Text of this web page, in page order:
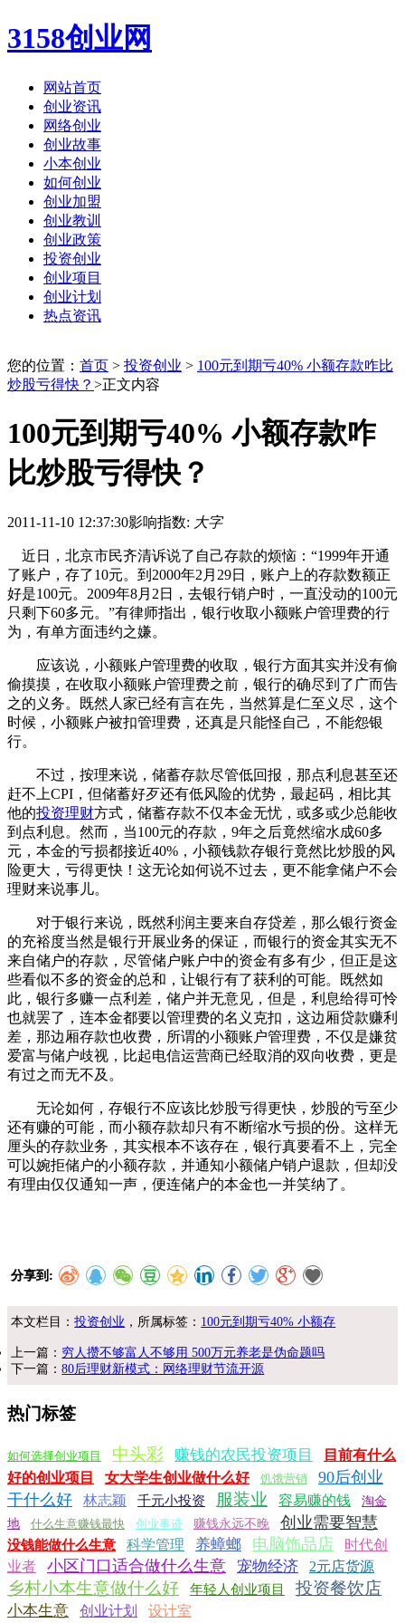
3158创业网
网站首页
创业资讯
网络创业
创业故事
小本创业
如何创业
创业加盟
创业教训
创业政策
投资创业
创业项目
创业计划
热点资讯
您的位置： 首页 > 投资创业 > 100元到期亏40% 小额存款咋比
炒股亏得快？ >正文内容
100元到期亏40% 小额存款咋
比炒股亏得快？
2011-11-10 12:37:30影响指数: 大字
近日，北京市民齐清诉说了自己存款的烦恼：“1999年开通
了账户，存了10元。到2000年2月29日，账户上的存款数额正
好是100元。2009年8月2日，去银行销户时，一直没动的100元
只剩下60多元。”有律师指出，银行收取小额账户管理费的行
为，有单方面违约之嫌。
应该说，小额账户管理费的收取，银行方面其实并没有偷
偷摸摸，在收取小额账户管理费之前，银行的确尽到了广而告
之的义务。既然人家已经有言在先，当然算是仁至义尽，这个
时候，小额账户被扣管理费，还真是只能怪自己，不能怨银
行。
不过，按理来说，储蓄存款尽管低回报，那点利息甚至还
赶不上CPI，但储蓄好歹还有低风险的优势，最起码，相比其
他的投资理财方式，储蓄存款不仅本金无忧，或多或少总能收
到点利息。然而，当100元的存款，9年之后竟然缩水成60多
元，本金的亏损都接近40%，小额钱款存银行竟然比炒股的风
险更大，亏得更快！这无论如何说不过去，更不能拿储户不会
理财来说事儿。
对于银行来说，既然利润主要来自存贷差，那么银行资金
的充裕度当然是银行开展业务的保证，而银行的资金其实无不
来自储户的存款，尽管储户账户中的资金有多有少，但正是这
些看似不多的资金的总和，让银行有了获利的可能。既然如
此，银行多赚一点利差，储户并无意见，但是，利息给得可怜
也就罢了，连本金都要以管理费的名义克扣，这边厢贷款赚利
差，那边厢存款也收费，所谓的小额账户管理费，不仅是嫌贫
爱富与储户歧视，比起电信运营商已经取消的双向收费，更是
有过之而无不及。
无论如何，存银行不应该比炒股亏得更快，炒股的亏至少
还有赚的可能，而小额存款却只有不断缩水亏损的份。这样无
厘头的存款业务，其实根本不该存在，银行真要看不上，完全
可以婉拒储户的小额存款，并通知小额储户销户退款，但却没
有理由仅仅通知一声，便连储户的本金也一并笑纳了。
分享到:
本文栏目：投资创业 ，所属标签： 100元到期亏40% 小额存
上一篇： 穷人攒不够富人不够用 500万元养老是伪命题吗
下一篇：80后理财新模式：网络理财节流开源
热门标签
如何选择创业项目 中头彩 赚钱的农民投资项目
目前有什么
好的创业项目
女大学生创业做什么好 饥饿营销
90后创业
干什么好
林志颖 千元小投资 服装业 容易赚的钱
淘金
地
什么生意赚钱最快 创业事迹 赚钱永远不晚 创业需要智慧
没钱能做什么生意 科学管理 养蟑螂 电脑饰品店
时代创
业者
小区门口适合做什么生意 宠物经济 2元店货源
乡村小本生意做什么好 年轻人创业项目 投资餐饮店
小本生意 创业计划 设计室